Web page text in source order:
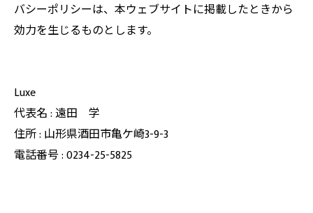
バシーポリシーは、本ウェブサイトに掲載したときから
効力を生じるものとします。
Luxe
代表名 : 遠田 学
住所 : 山形県酒田市亀ケ崎3-9-3
電話番号 : 0234-25-5825